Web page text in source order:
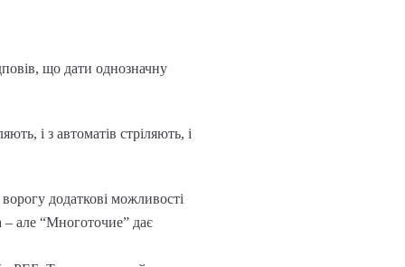
що дати однозначну
і з автоматів стріляють, і
додаткові можливості
– але “Многоточие” дає